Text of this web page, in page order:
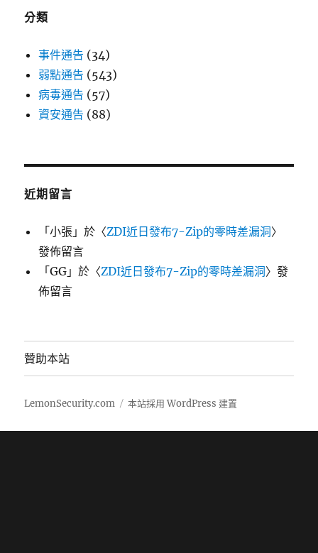
分類
事件通告 (34)
弱點通告 (543)
病毒通告 (57)
資安通告 (88)
近期留言
「小張 」於〈ZDI近日發布7-Zip的零時差漏洞〉
發佈留言
「GG 」於〈ZDI近日發布7-Zip的零時差漏洞〉發
佈留言
贊助本站
LemonSecurity.com 本站採用 WordPress 建置